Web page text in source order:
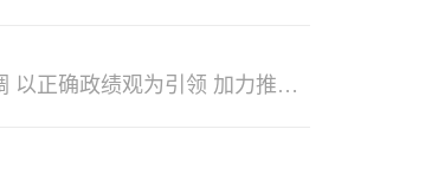
以正确政绩观为引领 加力推动